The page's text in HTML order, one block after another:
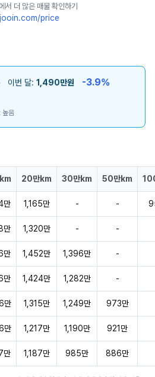
에서 더 많은 매물 확인하기
price
이번 달: 1,490만원 -3.9%
높음
20만km 30만km 50만km
만 1,165만 - -
만 1,320만 - -
만 1,452만 1,396만 -
만 1,424만 1,282만 -
만 1,315만 1,249만 973만
만 1,217만 1,190만 921만
만 1,187만 985만 886만